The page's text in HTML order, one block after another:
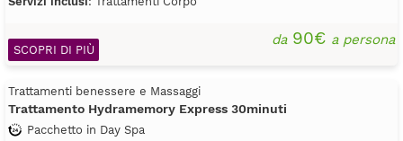
da90€ a persona
SCOPRI DI PIÙ
Trattamenti benessere e Massaggi
Trattamento Hydramemory Express 30minuti
Pacchetto in Day Spa